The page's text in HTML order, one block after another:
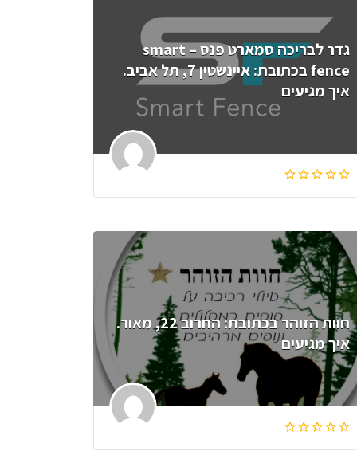
גדר לבריכה סמארט פנס – smart
fence בכתובת: איינשטין 7, תל אביב.
איך מגיעים
חוות הזוהר בכתובת: החרוב 22, מאור.
איך מגיעים